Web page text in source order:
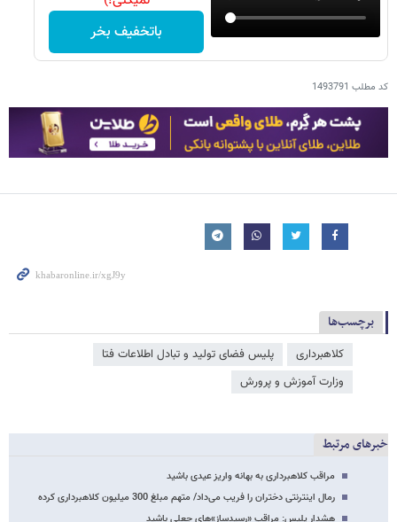
باتخفیف بخر
کد مطلب 1493791
برچسب‌ها
کلاهبرداری
پلیس فضای تولید و تبادل اطلاعات فتا
وزارت آموزش و پرورش
خبرهای مرتبط
مراقب کلاهبرداری به بهانه واریز عیدی باشید
رمال اینترنتی دختران را فریب می‌داد/ متهم مبلغ 300 میلیون کلاهبرداری کرده
هشدار پلیس: مراقب «رسیدساز»های جعلی باشید